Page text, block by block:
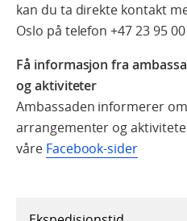
kan du ta direkte kontakt
Oslo på telefon+47 23 95
Få informasjon fra
og aktiviteter
Ambassaden informerer
arrangementer og
våre Facebook-sider